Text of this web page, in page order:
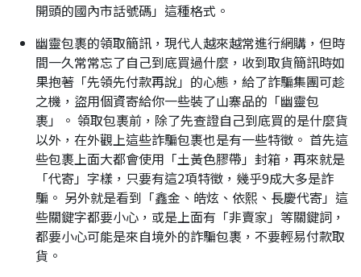
開頭的國內市話號碼」這種格式。
幽靈包裹的領取簡訊，現代人越來越常進行網購，但時
間一久常常忘了自己到底買過什麼，收到取貨簡訊時如
果抱著「先領先付款再說」的心態，給了詐騙集團可趁
之機，盜用個資寄給你一些裝了山寨品的「幽靈包
裹」。 領取包裹前，除了先查證自己到底買的是什麼貨
以外，在外觀上這些詐騙包裹也是有一些特徵。 首先這
些包裹上面大都會使用「土黃色膠帶」封箱，再來就是
「代寄」字樣，只要有這2項特徵，幾乎9成大多是詐
騙。 另外就是看到「鑫金、皓炫、依熙、長慶代寄」這
些關鍵字都要小心，或是上面有「非賣家」等關鍵詞，
都要小心可能是來自境外的詐騙包裹，不要輕易付款取
貨。